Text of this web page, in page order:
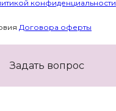
конфиденциальности
Договора оферты
Задать вопрос